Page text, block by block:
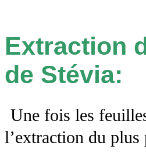
Extraction
de Stévia:
Une fois les
l’extraction du